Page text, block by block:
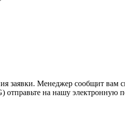
Менеджер сообщит вам
отправьте на нашу электронную